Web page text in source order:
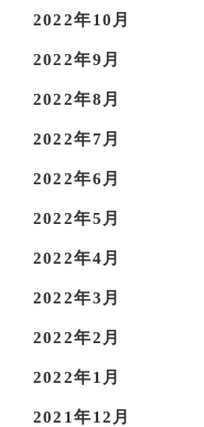
2022年10月
2022年9月
2022年8月
2022年7月
2022年6月
2022年5月
2022年4月
2022年3月
2022年2月
2022年1月
2021年12月